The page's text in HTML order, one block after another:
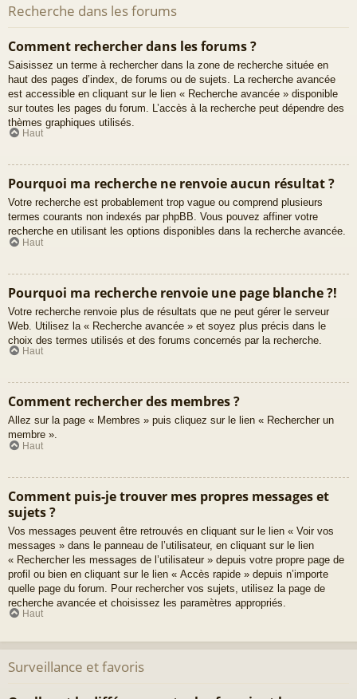
Recherche dans les forums
Comment rechercher dans les forums ?
Saisissez un terme à rechercher dans la zone de recherche située en
haut des pages d’index, de forums ou de sujets. La recherche avancée
est accessible en cliquant sur le lien « Recherche avancée » disponible
sur toutes les pages du forum. L’accès à la recherche peut dépendre des
thèmes graphiques utilisés.
Haut
Pourquoi ma recherche ne renvoie aucun résultat ?
Votre recherche est probablement trop vague ou comprend plusieurs
termes courants non indexés par phpBB. Vous pouvez affiner votre
recherche en utilisant les options disponibles dans la recherche avancée.
Haut
Pourquoi ma recherche renvoie une page blanche ?!
Votre recherche renvoie plus de résultats que ne peut gérer le serveur
Web. Utilisez la « Recherche avancée » et soyez plus précis dans le
choix des termes utilisés et des forums concernés par la recherche.
Haut
Comment rechercher des membres ?
Allez sur la page « Membres » puis cliquez sur le lien « Rechercher un
membre ».
Haut
Comment puis-je trouver mes propres messages et
sujets ?
Vos messages peuvent être retrouvés en cliquant sur le lien « Voir vos
messages » dans le panneau de l’utilisateur, en cliquant sur le lien
« Rechercher les messages de l’utilisateur » depuis votre propre page de
profil ou bien en cliquant sur le lien « Accès rapide » depuis n’importe
quelle page du forum. Pour rechercher vos sujets, utilisez la page de
recherche avancée et choisissez les paramètres appropriés.
Haut
Surveillance et favoris